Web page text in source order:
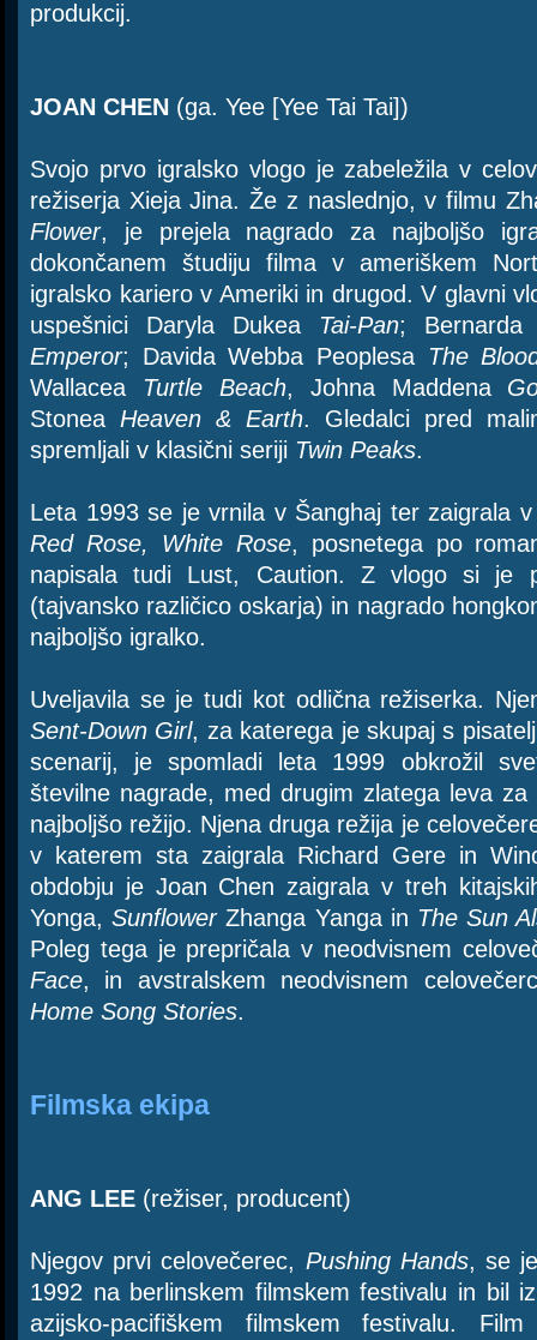
produkcij.
JOAN CHEN (ga. Yee [Yee Tai Tai])
Svojo prvo igralsko vlogo je zabeležila v
režiserja Xieja Jina. Že z naslednjo, v filmu
Flower, je prejela nagrado za najboljšo
dokončanem študiju filma v ameriškem
igralsko kariero v Ameriki in drugod. V glavni
uspešnici Daryla Dukea Tai-Pan;
Emperor; Davida Webba Peoplesa The
Wallacea Turtle Beach, Johna Maddena
Stonea Heaven & Earth. Gledalci pred
spremljali v klasični seriji Twin Peaks.
Leta 1993 se je vrnila v Šanghaj ter zaigrala
Red Rose, White Rose, posnetega po
napisala tudi Lust, Caution. Z vlogo si je
(tajvansko različico oskarja) in nagrado
najboljšo igralko.
Uveljavila se je tudi kot odlična režiserka.
Sent-Down Girl, za katerega je skupaj s
scenarij, je spomladi leta 1999 obkrožil
številne nagrade, med drugim zlatega leva za
najboljšo režijo. Njena druga režija je
v katerem sta zaigrala Richard Gere in
obdobju je Joan Chen zaigrala v treh
Yonga,SunflowerZhanga Yanga in The Sun
Poleg tega je prepričala v neodvisnem
Face, in avstralskem neodvisnem
Home Song Stories.
Filmska ekipa
ANG LEE (režiser, producent)
Njegov prvi celovečerec, Pushing Hands, se
1992 na berlinskem filmskem festivalu in bil
azijsko-pacifiškem filmskem festivalu.